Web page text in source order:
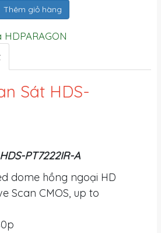
Thêm giỏ hàng
HDPARAGON
Sát HDS-
PT7222IR-A
dome hồng ngoại HD
Scan CMOS, up to